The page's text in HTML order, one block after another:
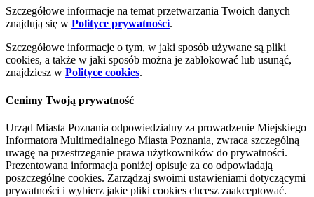
Szczegółowe informacje na temat przetwarzania Twoich danych
znajdują się w Polityce prywatności.
Szczegółowe informacje o tym, w jaki sposób używane są pliki
cookies, a także w jaki sposób można je zablokować lub usunąć,
znajdziesz w Polityce cookies.
Cenimy Twoją prywatność
Urząd Miasta Poznania odpowiedzialny za prowadzenie Miejskiego
Informatora Multimedialnego Miasta Poznania, zwraca szczególną
uwagę na przestrzeganie prawa użytkowników do prywatności.
Prezentowana informacja poniżej opisuje za co odpowiadają
poszczególne cookies. Zarządzaj swoimi ustawieniami dotyczącymi
prywatności i wybierz jakie pliki cookies chcesz zaakceptować.